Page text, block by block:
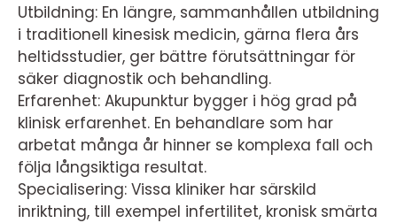
Utbildning: En längre, sammanhållen utbildning
i traditionell kinesisk medicin, gärna flera års
heltidsstudier, ger bättre förutsättningar för
säker diagnostik och behandling.
Erfarenhet: Akupunktur bygger i hög grad på
klinisk erfarenhet. En behandlare som har
arbetat många år hinner se komplexa fall och
följa långsiktiga resultat.
Specialisering: Vissa kliniker har särskild
inriktning, till exempel infertilitet, kronisk smärta